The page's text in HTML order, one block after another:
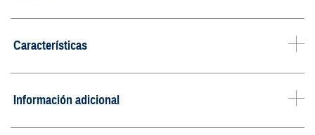
Características
Información adicional